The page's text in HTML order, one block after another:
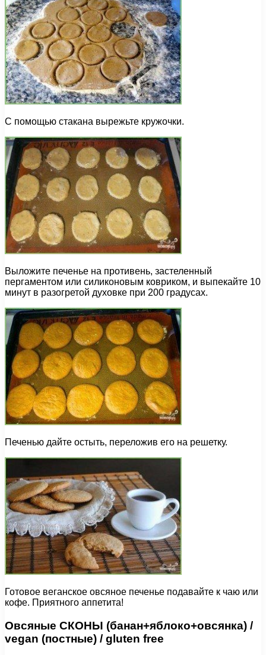
С помощью стакана вырежьте кружочки.
Выложите печенье на противень, застеленный
пергаментом или силиконовым ковриком, и выпекайте 10
минут в разогретой духовке при 200 градусах.
Печенью дайте остыть, переложив его на решетку.
Готовое веганское овсяное печенье подавайте к чаю или
кофе. Приятного аппетита!
Овсяные СКОНЫ (банан+яблоко+овсянка) /
vegan (постные) / gluten free